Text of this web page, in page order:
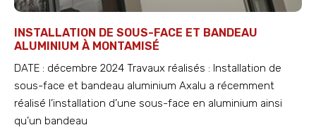
INSTALLATION DE SOUS-FACE ET BANDEAU
ALUMINIUM À MONTAMISÉ
DATE : décembre 2024 Travaux réalisés : Installation de
sous-face et bandeau aluminium Axalu a récemment
réalisé l’installation d’une sous-face en aluminium ainsi
qu’un bandeau